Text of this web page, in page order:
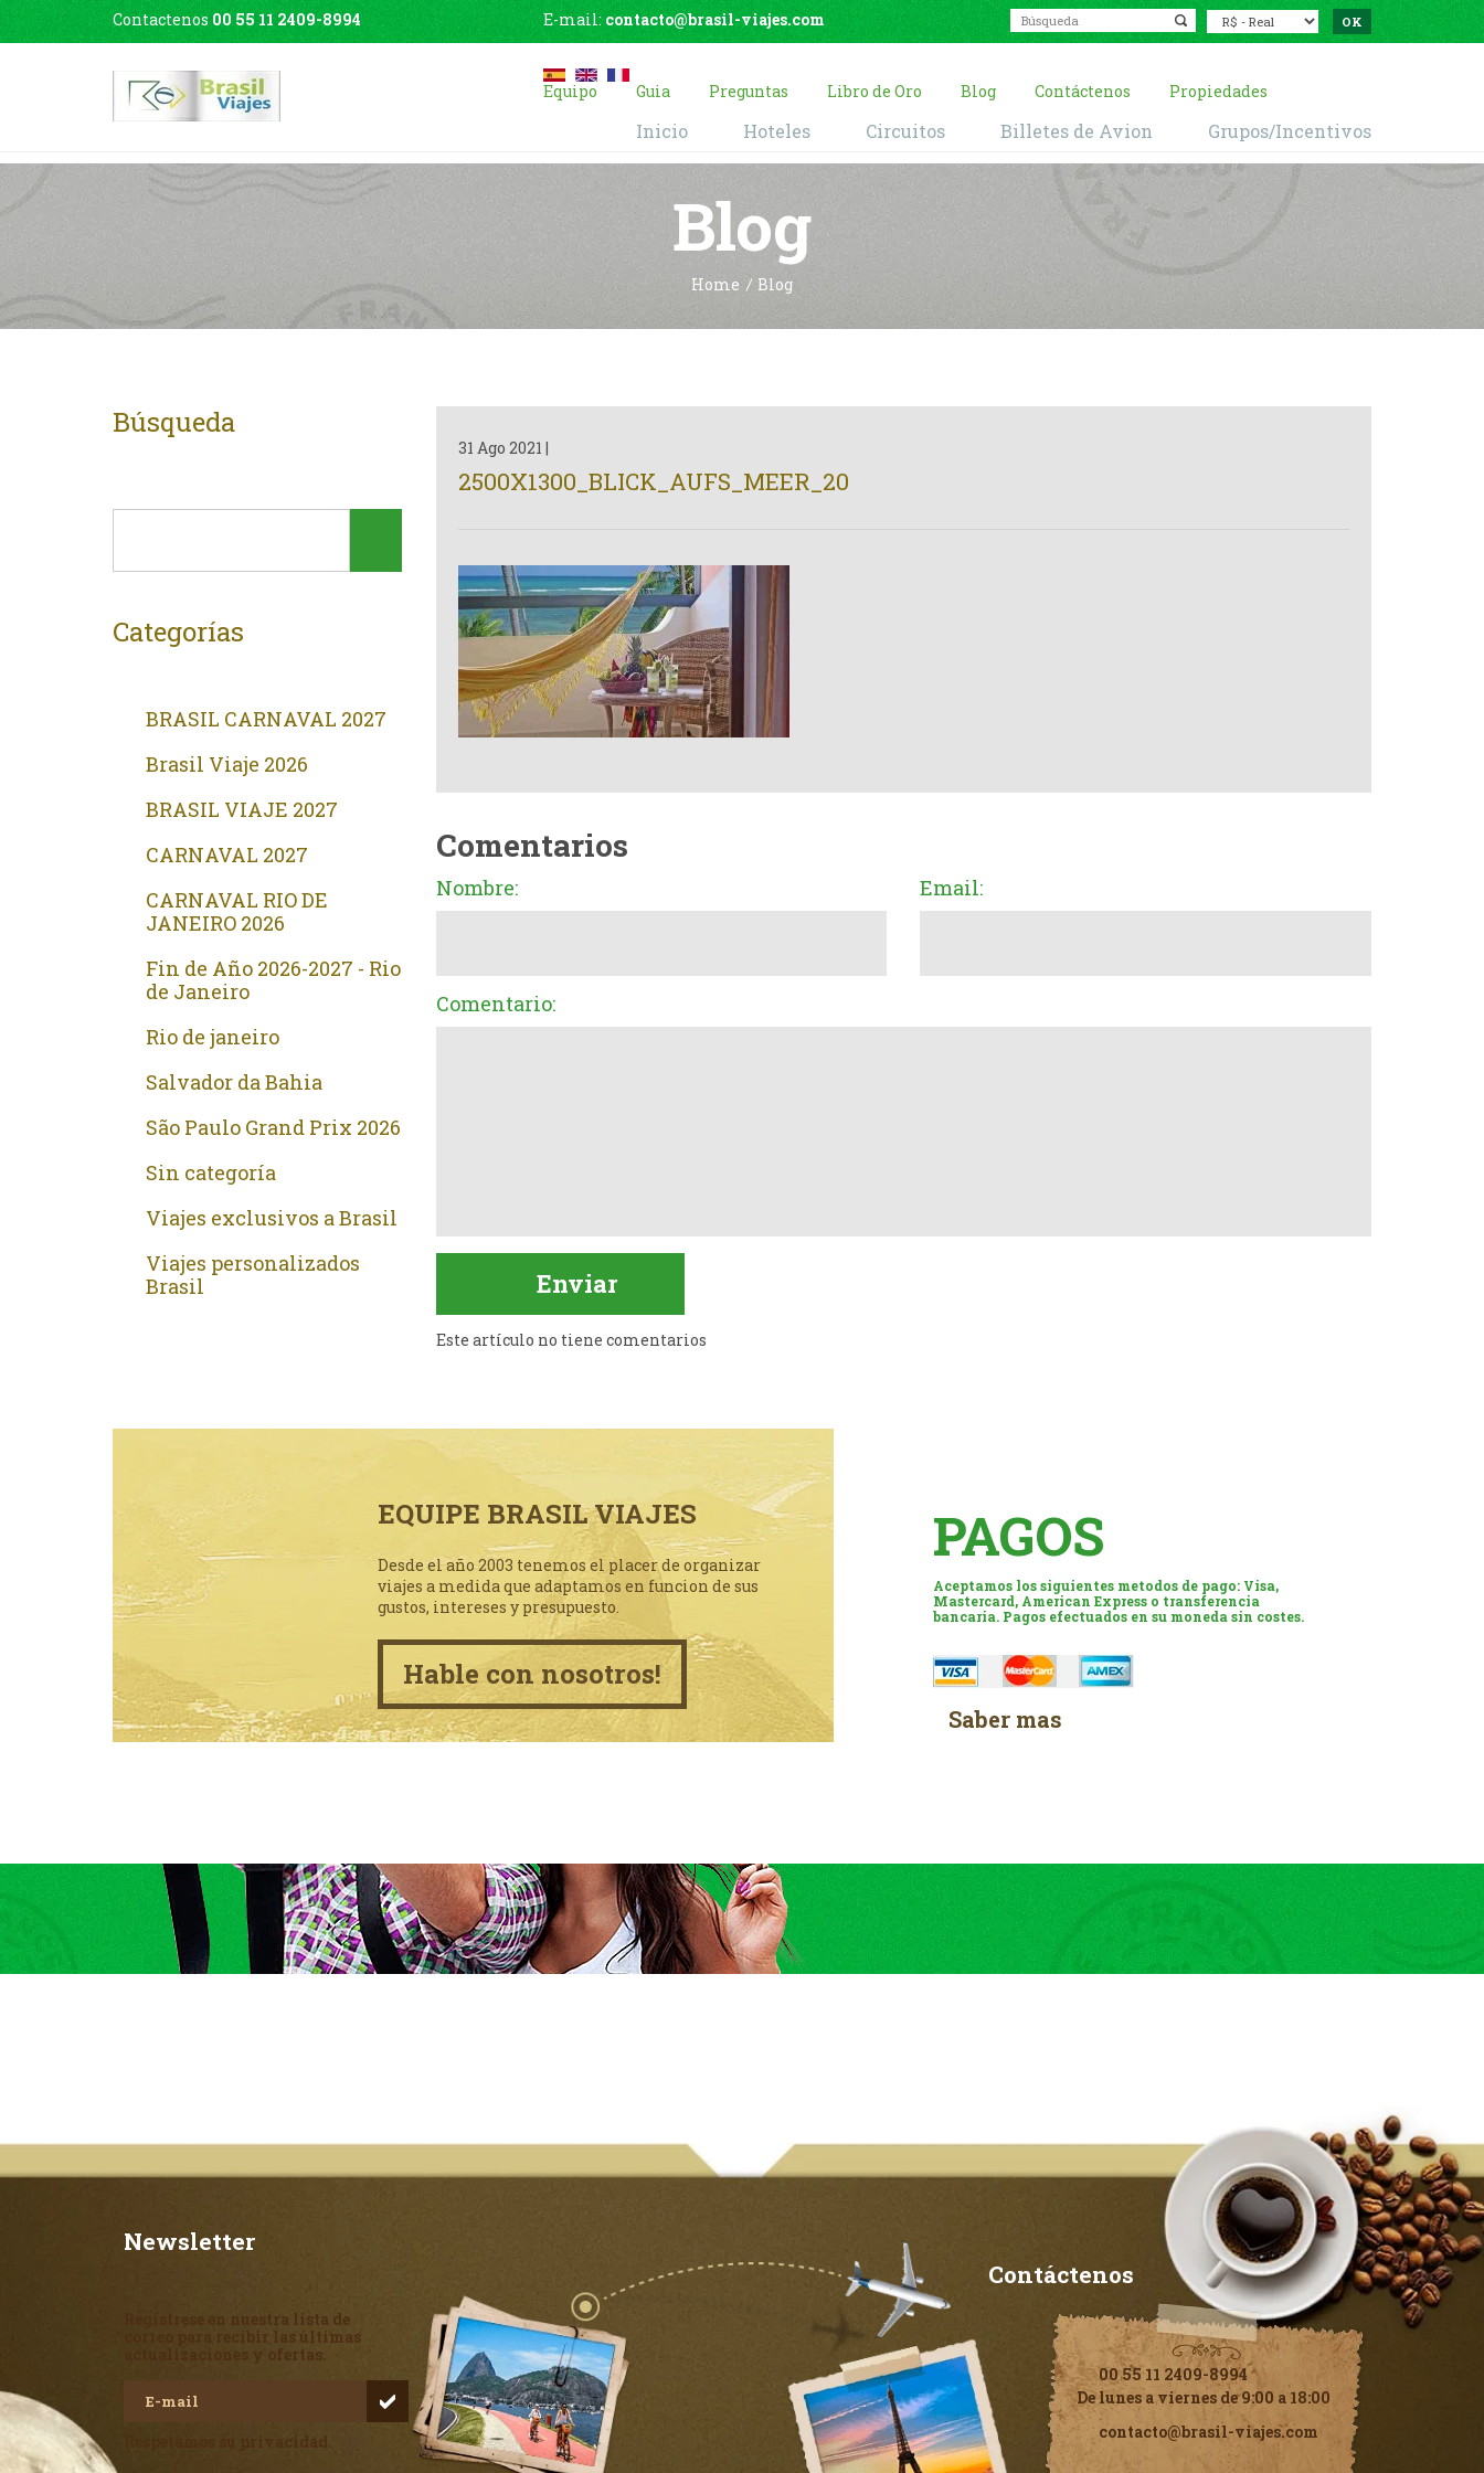
Contactenos 00 55 11 2409-8994 E-mail: contacto@brasil-viajes.com
Equipo Guia Preguntas Libro de Oro Blog Contáctenos Propiedades
Inicio Hoteles Circuitos Billetes de Avion Grupos/Incentivos
Blog
Home Blog
Búsqueda
Categorías
BRASIL CARNAVAL 2027
Brasil Viaje 2026
BRASIL VIAJE 2027
CARNAVAL 2027
CARNAVAL RIO DE
JANEIRO 2026
Fin de Año 2026-2027 - Rio
de Janeiro
Rio de janeiro
Salvador da Bahia
São Paulo Grand Prix 2026
Sin categoría
Viajes exclusivos a Brasil
Viajes personalizados
Brasil
31 Ago 2021 |
2500X1300_BLICK_AUFS_MEER_20
Comentarios
Nombre: Email:
Comentario:
Este artículo no tiene comentarios
EQUIPE BRASIL VIAJES
Desde el año 2003 tenemos el placer de organizar
viajes a medida que adaptamos en funcion de sus
gustos, intereses y presupuesto.
Hable con nosotros!
PAGOS
Aceptamos los siguientes metodos de pago: Visa,
Mastercard, American Express o transferencia
bancaria. Pagos efectuados en su moneda sin costes.
Saber mas
Newsletter
Regístrese en nuestra lista de
correo para recibir las últimas
actualizaciones y ofertas.
Respetamos su privacidad.
Contáctenos
00 55 11 2409-8994
De lunes a viernes de 9:00 a 18:00
contacto@brasil-viajes.com